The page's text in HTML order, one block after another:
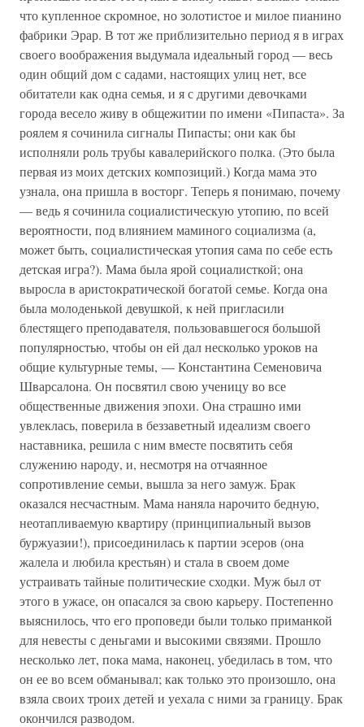
что купленное скромное, но золотистое и милое пианино
фабрики Эрар. В тот же приблизительно период я в играх
своего воображения выдумала идеальный город — весь
один общий дом с садами, настоящих улиц нет, все
обитатели как одна семья, и я с другими девочками
города весело живу в общежитии по имени «Пипаста». За
роялем я сочинила сигналы Пипасты; они как бы
исполняли роль трубы кавалерийского полка. (Это была
первая из моих детских композиций.) Когда мама это
узнала, она пришла в восторг. Теперь я понимаю, почему
— ведь я сочинила социалистическую утопию, по всей
вероятности, под влиянием маминого социализма (а,
может быть, социалистическая утопия сама по себе есть
детская игра?). Мама была ярой социалисткой; она
выросла в аристократической богатой семье. Когда она
была молоденькой девушкой, к ней пригласили
блестящего преподавателя, пользовавшегося большой
популярностью, чтобы он ей дал несколько уроков на
общие культурные темы, — Константина Семеновича
Шварсалона. Он посвятил свою ученицу во все
общественные движения эпохи. Она страшно ими
увлеклась, поверила в беззаветный идеализм своего
наставника, решила с ним вместе посвятить себя
служению народу, и, несмотря на отчаянное
сопротивление семьи, вышла за него замуж. Брак
оказался несчастным. Мама наняла нарочито бедную,
неотапливаемую квартиру (принципиальный вызов
буржуазии!), присоединилась к партии эсеров (она
жалела и любила крестьян) и стала в своем доме
устраивать тайные политические сходки. Муж был от
этого в ужасе, он опасался за свою карьеру. Постепенно
выяснилось, что его проповеди были только приманкой
для невесты с деньгами и высокими связями. Прошло
несколько лет, пока мама, наконец, убедилась в том, что
он ее во всем обманывал; как только это произошло, она
взяла своих троих детей и уехала с ними за границу. Брак
окончился разводом.